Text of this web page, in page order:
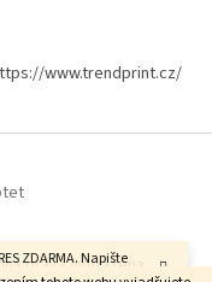
ZDARMA. Napište
www.trendprint.cz/
práva vyhrazena.